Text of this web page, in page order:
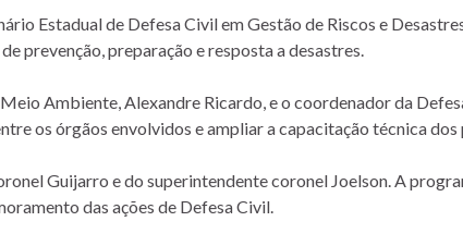
Estadual de Defesa Civil em Gestão de Riscos e
prevenção, preparação e resposta a desastres.
Ambiente, Alexandre Ricardo, e o coordenador da
os órgãos envolvidos e ampliar a capacitação técnica dos
Guijarro e do superintendente coronel Joelson. A
das ações de Defesa Civil.